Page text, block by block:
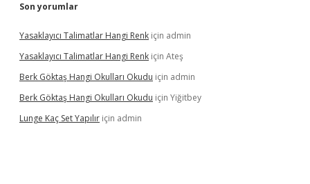
Son yorumlar
Yasaklayıcı Talimatlar Hangi Renk için admin
Yasaklayıcı Talimatlar Hangi Renk için Ateş
Berk Göktaş Hangi Okulları Okudu için admin
Berk Göktaş Hangi Okulları Okudu için Yiğitbey
Lunge Kaç Set Yapılır için admin